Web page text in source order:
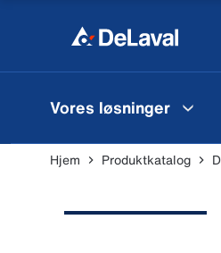
Vores løsninger
Hjem Produktkatalog